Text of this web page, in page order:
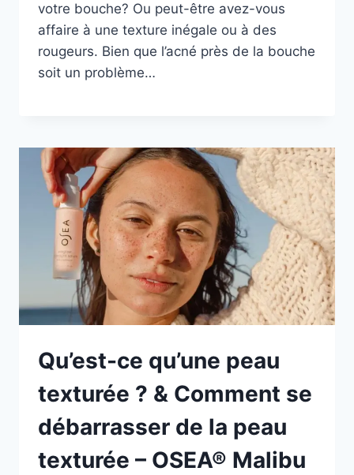
votre bouche? Ou peut-être avez-vous
affaire à une texture inégale ou à des
rougeurs. Bien que l’acné près de la bouche
soit un problème…
Qu’est-ce qu’une peau
texturée ? & Comment se
débarrasser de la peau
texturée – OSEA® Malibu